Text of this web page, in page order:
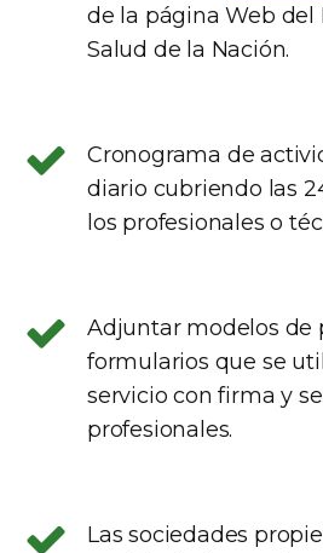
de la página Web del
Salud de la Nación.
Cronograma de
diario cubriendo las
los profesionales o
Adjuntar modelos de
formularios que se
servicio con firma y
profesionales.
Las sociedades